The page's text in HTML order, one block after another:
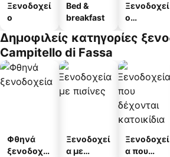
Ξενοδοχεί
ο
Bed &
breakfast
Ξενοδοχεί
ο
άτων
Δημοφιλείς κατηγορίες
Campitello di Fassa
Φθηνά
ξενοδοχεί
Ξενοδοχεί
α με
Ξενοδοχεί
α που